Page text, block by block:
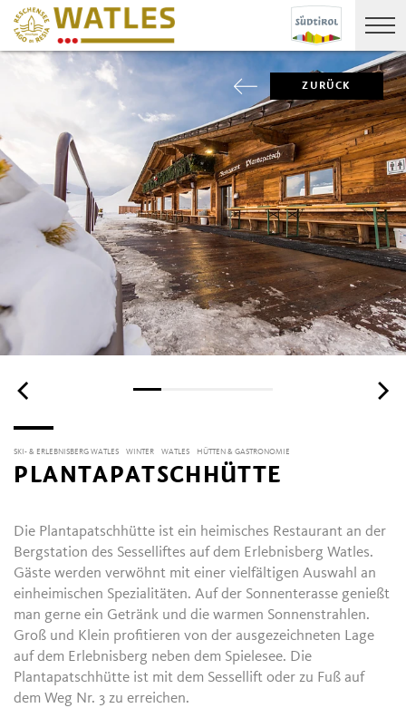
ZURÜCK
SKI- & ERLEBNISBERG WATLES WINTER WATLES HÜTTEN & GASTRONOMIE
PLANTAPATSCHHÜTTE
Die Plantapatschhütte ist ein heimisches Restaurant an der
Bergstation des Sesselliftes auf dem Erlebnisberg Watles.
Gäste werden verwöhnt mit einer vielfältigen Auswahl an
einheimischen Spezialitäten. Auf der Sonnenterasse genießt
man gerne ein Getränk und die warmen Sonnenstrahlen.
Groß und Klein profitieren von der ausgezeichneten Lage
auf dem Erlebnisberg neben dem Spielesee. Die
Plantapatschhütte ist mit dem Sessellift oder zu Fuß auf
dem Weg Nr. 3 zu erreichen.